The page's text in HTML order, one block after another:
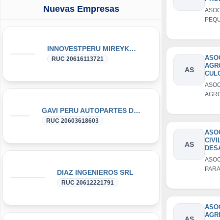
Nuevas Empresas
INNOVESTPERU MIREYKA GROUP SAC
RUC 20616113721
GAVI PERU AUTOPARTES DONGFENG y DFSK GLORY
RUC 20603618603
DIAZ INGENIEROS SRL
RUC 20612221791
LOS
AS
AS